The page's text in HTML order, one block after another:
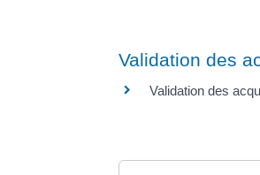
Validation des
Validation des